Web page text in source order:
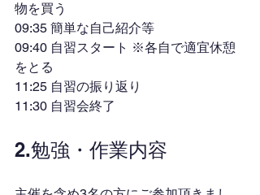
物を買う
09:35 簡単な自己紹介等
09:40 自習スタート ※各自で適宜休憩
をとる
11:25 自習の振り返り
11:30 自習会終了
2.勉強・作業内容